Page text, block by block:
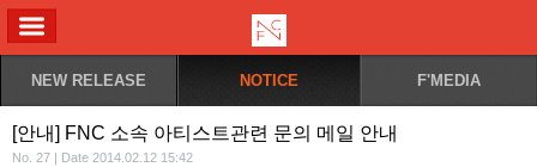
NEW RELEASE NOTICE F'MEDIA
[안내] FNC 소속 아티스트관련 문의 메일 안내
No. 27 | Date 2014.02.12 15:42